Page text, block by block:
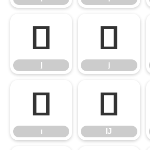
Į į
į
ı
ı
Ĳ
Ĳ